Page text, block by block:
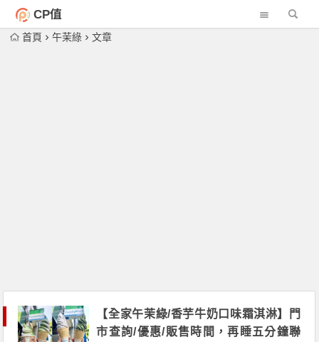
CP值
首頁 午茉綠 文章
【全家午茉綠/香芋牛奶口味霜淇淋】門
市查詢/優惠/販售時間，再睡五分鐘聯